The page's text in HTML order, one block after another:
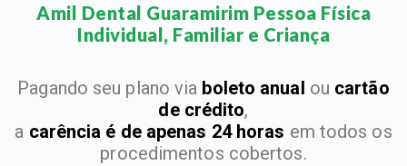
Amil Dental Guaramirim Pessoa Física
Individual, Familiar e Criança​
Pagando seu plano via boleto anual ou cartão
de crédito,
a carência é de apenas 24 horas em todos os
procedimentos cobertos.